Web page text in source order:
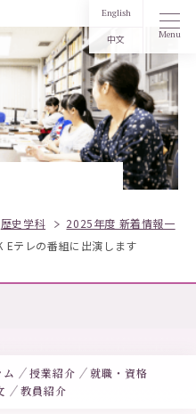
English
中文 Menu
歴史学科
2025年度 新着情報一
Eテレの番組に出演します
ム 授業紹介
就職・資格
教員紹介